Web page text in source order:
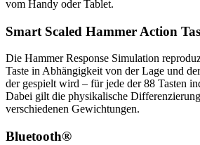
vom Handy oder Tablet.
Smart Scaled Hammer Action
Die Hammer Response Simulation
Taste in Abhängigkeit von der Lage und
der gespielt wird – für jede der 88 Tasten
Dabei gilt die physikalische
verschiedenen Gewichtungen.
Bluetooth®